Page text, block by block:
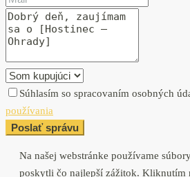
Súhlasím so spracovaním osobných
používania
Poslať správu
Na našej webstránke používame
poskytli čo najlepší zážitok. Kliknutím